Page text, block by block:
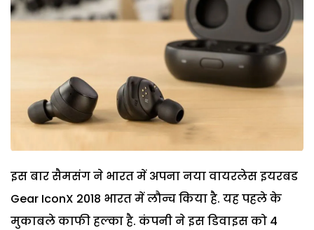
इस बार सैमसंग ने भारत में अपना नया वायरलेस इयरबड
Gear IconX 2018 भारत में लौन्च किया है. यह पहले के
मुकाबले काफी हल्का है. कंपनी ने इस डिवाइस को 4